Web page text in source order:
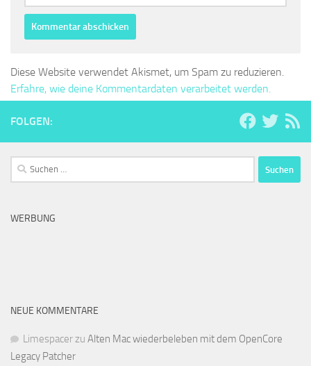
Diese Website verwendet Akismet, um Spam zu reduzieren.
Erfahre, wie deine Kommentardaten verarbeitet werden.
FOLGEN:
Suchen
nach:
WERBUNG
NEUE KOMMENTARE
Limespacerzu Alten Mac wiederbeleben mit dem OpenCore
Legacy Patcher